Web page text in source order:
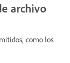
archivo
como los